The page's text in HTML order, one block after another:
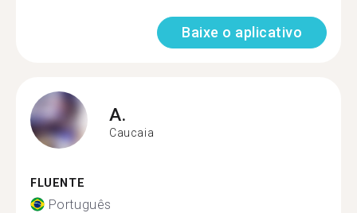
Baixe o aplicativo
A.
Caucaia
FLUENTE
Português